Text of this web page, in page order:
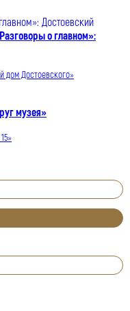
о главном»:
дом Достоевского»
музея»